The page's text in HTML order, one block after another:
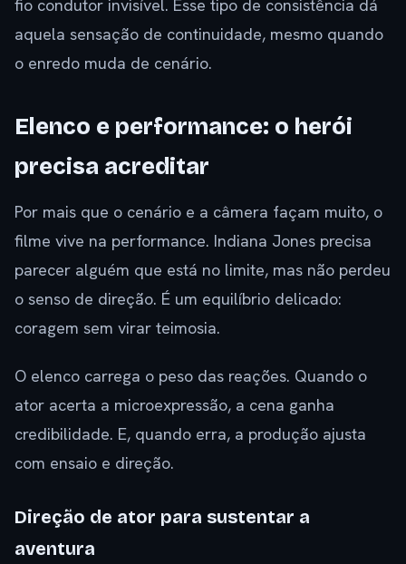
fio condutor invisível. Esse tipo de consistência dá
aquela sensação de continuidade, mesmo quando
o enredo muda de cenário.
Elenco e performance: o herói
precisa acreditar
Por mais que o cenário e a câmera façam muito, o
filme vive na performance. Indiana Jones precisa
parecer alguém que está no limite, mas não perdeu
o senso de direção. É um equilíbrio delicado:
coragem sem virar teimosia.
O elenco carrega o peso das reações. Quando o
ator acerta a microexpressão, a cena ganha
credibilidade. E, quando erra, a produção ajusta
com ensaio e direção.
Direção de ator para sustentar a
aventura